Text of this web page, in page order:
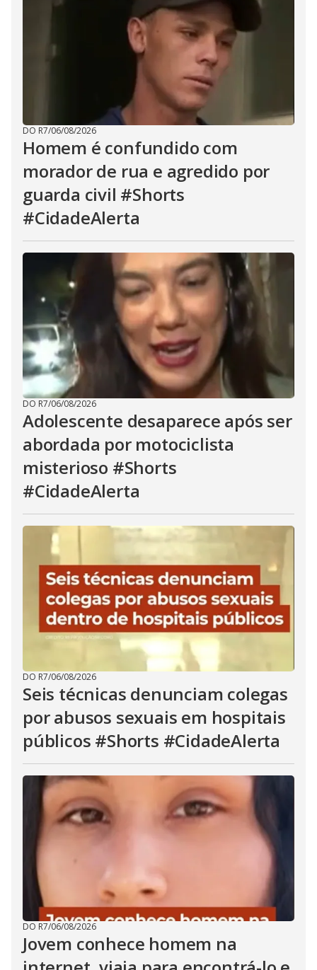
DO R7/06/08/2026
Homem é confundido com
morador de rua e agredido por
guarda civil #Shorts
#CidadeAlerta
DO R7/06/08/2026
Adolescente desaparece após ser
abordada por motociclista
misterioso #Shorts
#CidadeAlerta
DO R7/06/08/2026
Seis técnicas denunciam colegas
por abusos sexuais em hospitais
públicos #Shorts #CidadeAlerta
DO R7/06/08/2026
Jovem conhece homem na